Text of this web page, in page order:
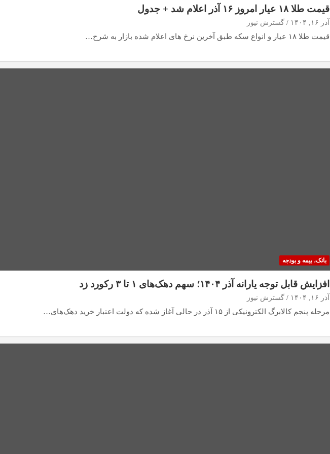
قیمت طلا ۱۸ عیار امروز ۱۶ آذر اعلام شد + جدول
آذر ۱۶, ۱۴۰۴ گسترش نیوز
قیمت طلا ۱۸ عیار و انواع سکه طبق آخرین نرخ های اعلام شده بازار به شرح…
بانک، بیمه و بودجه
افزایش قابل توجه یارانه آذر ۱۴۰۴؛ سهم دهک‌های ۱ تا ۳ رکورد زد
آذر ۱۶, ۱۴۰۴ گسترش نیوز
مرحله پنجم کالابرگ الکترونیکی از ۱۵ آذر در حالی آغاز شده که دولت اعتبار خرید دهک‌های…